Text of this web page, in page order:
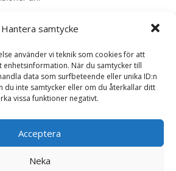
Hantera samtycke
använder vi teknik som cookies för att
enhetsinformation. När du samtycker till
data som surfbeteende eller unika ID:n
du inte samtycker eller om du återkallar ditt
vissa funktioner negativt.
Acceptera
Neka
recensera ”Senior Small
inte publiceras. Obligatoriska fält